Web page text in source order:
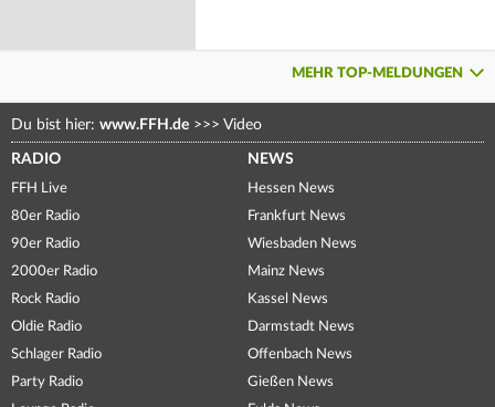
MEHR TOP-MELDUNGEN
Du bist hier: www.FFH.de >>> Video
RADIO
FFH Live
80er Radio
90er Radio
2000er Radio
Rock Radio
Oldie Radio
Schlager Radio
Party Radio
NEWS
Hessen News
Frankfurt News
Wiesbaden News
Mainz News
Kassel News
Darmstadt News
Offenbach News
Gießen News